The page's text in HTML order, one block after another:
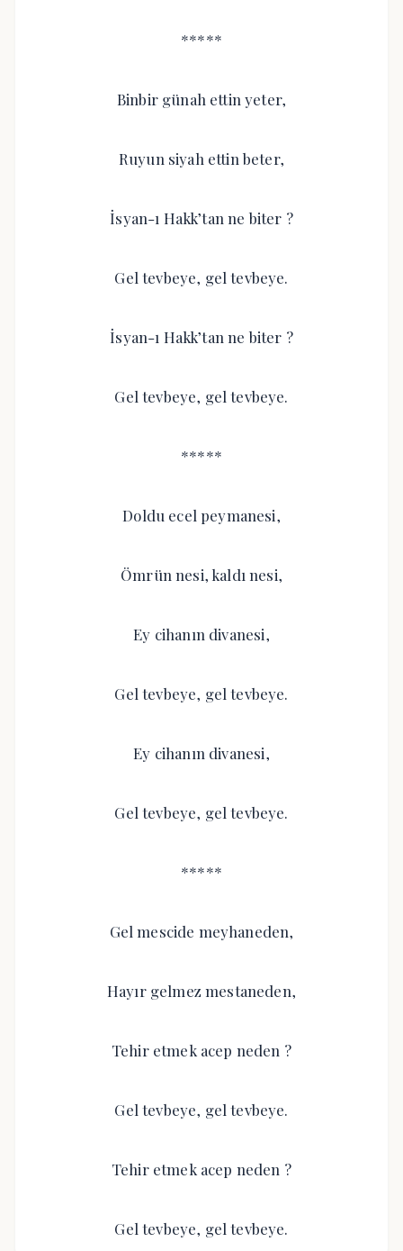
*****
Binbir günah ettin yeter,
Ruyun siyah ettin beter,
İsyan-ı Hakk’tan ne biter ?
Gel tevbeye, gel tevbeye.
İsyan-ı Hakk’tan ne biter ?
Gel tevbeye, gel tevbeye.
*****
Doldu ecel peymanesi,
Ömrün nesi, kaldı nesi,
Ey cihanın divanesi,
Gel tevbeye, gel tevbeye.
Ey cihanın divanesi,
Gel tevbeye, gel tevbeye.
*****
Gel mescide meyhaneden,
Hayır gelmez mestaneden,
Tehir etmek acep neden ?
Gel tevbeye, gel tevbeye.
Tehir etmek acep neden ?
Gel tevbeye, gel tevbeye.